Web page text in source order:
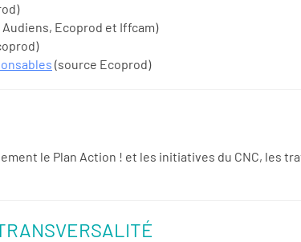
Ecoprod et Iffcam)
(source Ecoprod)
le Plan Action ! et les initiatives du CNC, les